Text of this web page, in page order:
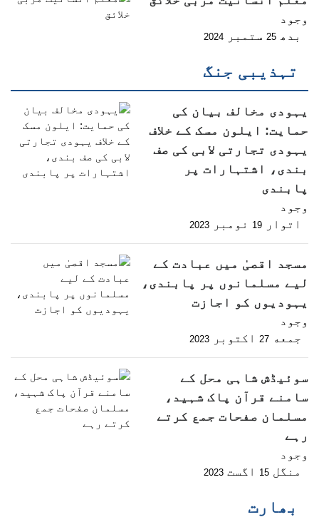
وجود
بدھ 25 ستمبر 2024
تہذیبی جنگ
یہودی مخالف بیان کی
حمایت: ایلون مسک کے خلاف
یہودی تجارتی لابی کی صف
بندی، اشتہارات پر
پابندی
وجود
اتوار 19 نومبر 2023
مسجد اقصیٰ میں عبادت کے
لیے مسلمانوں پر پابندی،
یہودیوں کو اجازت
وجود
جمعه 27 اکتوبر 2023
سوئیڈش شاہی محل کے
سامنے قرآن پاک شہید،
مسلمان صفحات جمع کرتے
رہے
وجود
منگل 15 اگست 2023
بھارت